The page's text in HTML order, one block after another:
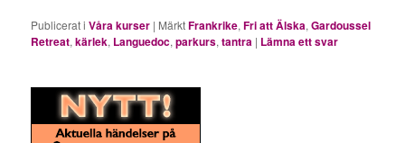
Publicerat i Våra kurser | MärktFrankrike,Fri att Älska,Gardoussel
Retreat,kärlek, Languedoc,parkurs,tantra | Lämna ett svar